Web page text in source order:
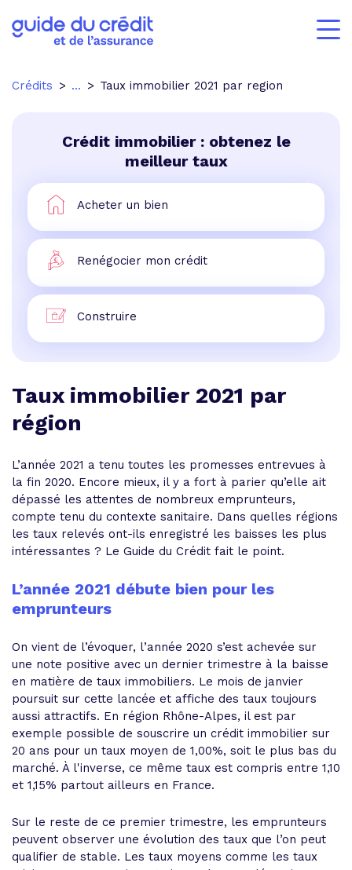
Crédits ... Taux immobilier 2021 par region
Crédit immobilier : obtenez le
meilleur taux
Acheter un bien
Renégocier mon crédit
Construire
Taux immobilier 2021 par
région
L’année 2021 a tenu toutes les promesses entrevues à
la fin 2020. Encore mieux, il y a fort à parier qu’elle ait
dépassé les attentes de nombreux emprunteurs,
compte tenu du contexte sanitaire. Dans quelles régions
les taux relevés ont-ils enregistré les baisses les plus
intéressantes ? Le Guide du Crédit fait le point.
L’année 2021 débute bien pour les
emprunteurs
On vient de l’évoquer, l’année 2020 s’est achevée sur
une note positive avec un dernier trimestre à la baisse
en matière de taux immobiliers. Le mois de janvier
poursuit sur cette lancée et affiche des taux toujours
aussi attractifs. En région Rhône-Alpes, il est par
exemple possible de souscrire un crédit immobilier sur
20 ans pour un taux moyen de 1,00%, soit le plus bas du
marché. À l'inverse, ce même taux est compris entre 1,10
et 1,15% partout ailleurs en France.
Sur le reste de ce premier trimestre, les emprunteurs
peuvent observer une évolution des taux que l’on peut
qualifier de stable. Les taux moyens comme les taux